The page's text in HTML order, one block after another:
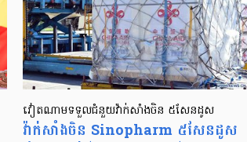
វៀតណាម​ទទួលជំនួយ​វ៉ាក់សាំងចិន ៥សែនដូស
វ៉ាក់សាំង​ចិន Sinopharm ៥សែនដូស